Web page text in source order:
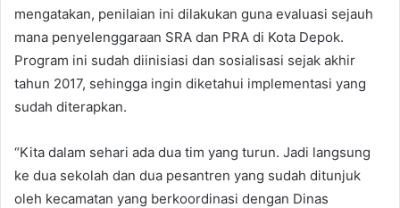
mengatakan, penilaian ini dilakukan guna evaluasi sejauh
mana penyelenggaraan SRA dan PRA di Kota Depok.
Program ini sudah diinisiasi dan sosialisasi sejak akhir
tahun 2017, sehingga ingin diketahui implementasi yang
sudah diterapkan.
“Kita dalam sehari ada dua tim yang turun. Jadi langsung
ke dua sekolah dan dua pesantren yang sudah ditunjuk
oleh kecamatan yang berkoordinasi dengan Dinas